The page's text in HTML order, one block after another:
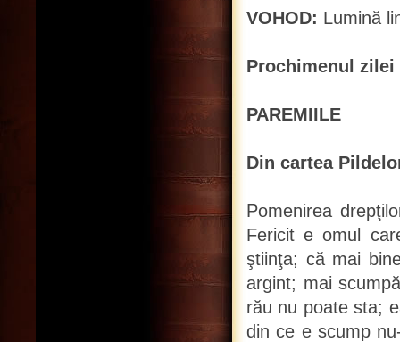
VOHOD: Lumină
Prochimenul zilei
PAREMIILE
Din cartea
Pomenirea
Fericit e omul
ştiinţa; că mai
argint; mai
rău nu poate sta;
din ce e scump